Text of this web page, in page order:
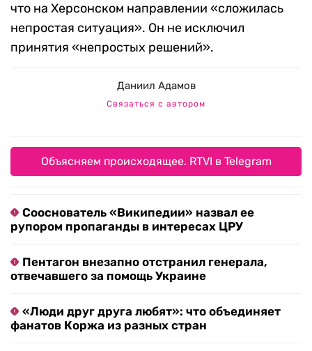
что на Херсонском направлении «сложилась
непростая ситуация». Он не исключил
принятия «непростых решений».
Даниил Адамов
Связаться с автором
Объясняем происходящее. RTVI в Telegram
Сооснователь «Википедии» назвал ее
рупором пропаганды в интересах ЦРУ
Пентагон внезапно отстранил генерала,
отвечавшего за помощь Украине
«Люди друг друга любят»: что объединяет
фанатов Коржа из разных стран